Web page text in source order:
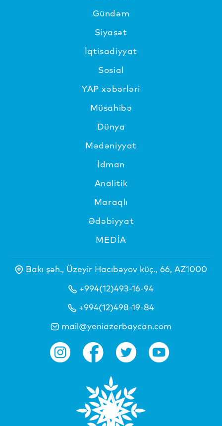
Gündəm
Siyasət
İqtisadiyyat
Sosial
YAP xəbərləri
Müsahibə
Dünya
Mədəniyyat
İdman
Analitik
Maraqlı
Ədəbiyyat
MEDİA
Bakı şəh., Üzeyir Hacıbəyov küç., 66, AZ1000
+994(12)493-16-94
+994(12)498-19-84
mail@yeniazerbaycan.com